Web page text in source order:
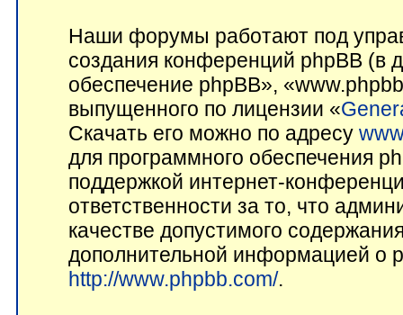
Наши форумы работают под
создания конференций phpBB (в
обеспечение phpBB»,
выпущенного по лицензии «
Скачать его можно по адресу
для программного обеспечения
поддержкой интернет-
ответственности за то, что
качестве допустимого
дополнительной информацией о
http://www.phpbb.com/.